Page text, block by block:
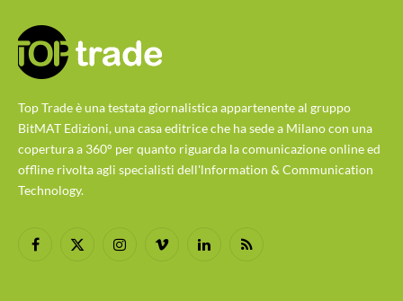
Top Trade è una testata giornalistica appartenente al gruppo
BitMAT Edizioni, una casa editrice che ha sede a Milano con una
copertura a 360° per quanto riguarda la comunicazione online ed
offline rivolta agli specialisti dell'lnformation & Communication
Technology.
Facebook
X
InstagramVimeo LinkedInRSS